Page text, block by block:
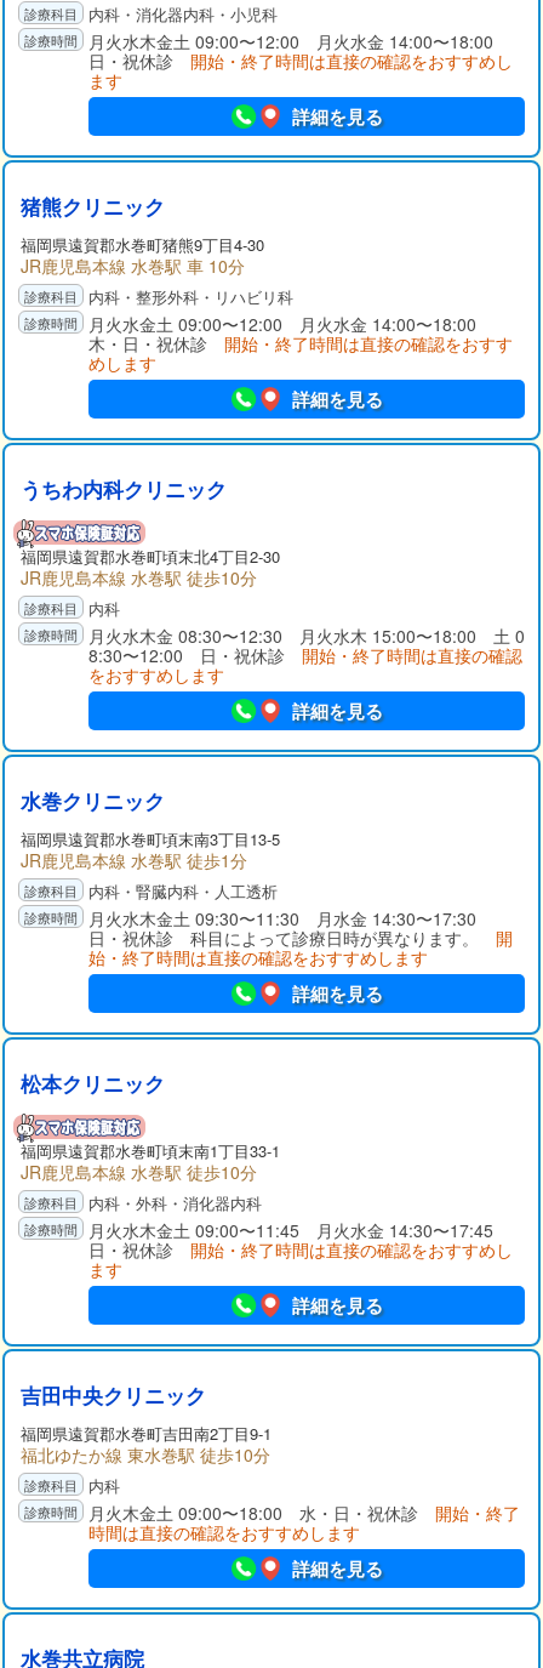
内科・消化器内科・小児科
月火水木金土 09:00〜12:00 月火水金 14:00〜18:00
日・祝休診 開始・終了時間は直接の確認をおすすめし
ます
詳細を見る
猪熊クリニック
福岡県遠賀郡水巻町猪熊9丁目4-30
JR鹿児島本線 水巻駅 車 10分
内科・整形外科・リハビリ科
月火水金土 09:00〜12:00 月火水金 14:00〜18:00
木・日・祝休診 開始・終了時間は直接の確認をおすす
めします
詳細を見る
うちわ内科クリニック
福岡県遠賀郡水巻町頃末北4丁目2-30
JR鹿児島本線 水巻駅 徒歩10分
内科
月火水木金 08:30〜12:30 月火水木 15:00〜18:00 土 0
8:30〜12:00 日・祝休診 開始・終了時間は直接の確認
をおすすめします
詳細を見る
水巻クリニック
福岡県遠賀郡水巻町頃末南3丁目13-5
JR鹿児島本線 水巻駅 徒歩1分
内科・腎臓内科・人工透析
月火水木金土 09:30〜11:30 月水金 14:30〜17:30
日・祝休診 科目によって診療日時が異なります。 開
始・終了時間は直接の確認をおすすめします
詳細を見る
松本クリニック
福岡県遠賀郡水巻町頃末南1丁目33-1
JR鹿児島本線 水巻駅 徒歩10分
内科・外科・消化器内科
月火水木金土 09:00〜11:45 月火水金 14:30〜17:45
日・祝休診 開始・終了時間は直接の確認をおすすめし
ます
詳細を見る
吉田中央クリニック
福岡県遠賀郡水巻町吉田南2丁目9-1
福北ゆたか線 東水巻駅 徒歩10分
内科
月火木金土 09:00〜18:00 水・日・祝休診 開始・終了
時間は直接の確認をおすすめします
詳細を見る
水巻共立病院